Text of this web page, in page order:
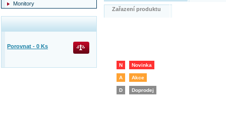
Zařazení produktu
N Novinka
A Akce
D Doprodej
Monitory
Porovnat - 0 Ks